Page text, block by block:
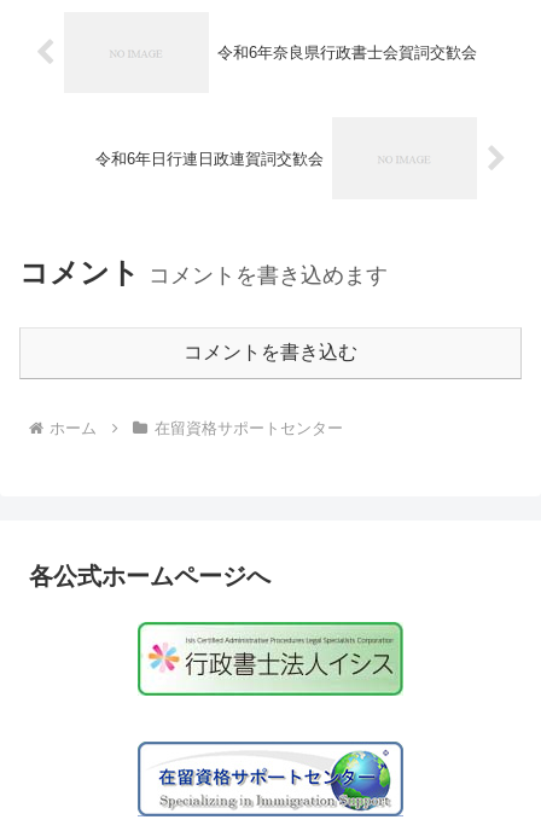
令和6年奈良県行政書士会賀詞交歓会
令和6年日行連日政連賀詞交歓会
コメント コメントを書き込めます
コメントを書き込む
ホーム 在留資格サポートセンター
各公式ホームページへ